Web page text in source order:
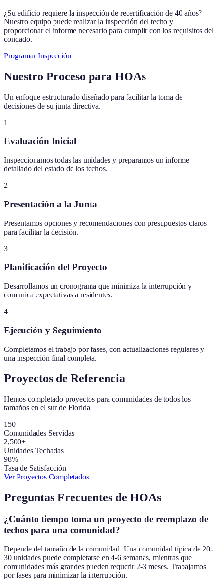
¿Su edificio requiere la inspección de recertificación de 40 años?
Nuestro equipo puede realizar la inspección del techo y
proporcionar el informe necesario para cumplir con los requisitos del
condado.
Programar Inspección
Nuestro Proceso para HOAs
Un enfoque estructurado diseñado para facilitar la toma de
decisiones de su junta directiva.
1
Evaluación Inicial
Inspeccionamos todas las unidades y preparamos un informe
detallado del estado de los techos.
2
Presentación a la Junta
Presentamos opciones y recomendaciones con presupuestos claros
para facilitar la decisión.
3
Planificación del Proyecto
Desarrollamos un cronograma que minimiza la interrupción y
comunica expectativas a residentes.
4
Ejecución y Seguimiento
Completamos el trabajo por fases, con actualizaciones regulares y
una inspección final completa.
Proyectos de Referencia
Hemos completado proyectos para comunidades de todos los
tamaños en el sur de Florida.
150+
Comunidades Servidas
2,500+
Unidades Techadas
98%
Tasa de Satisfacción
Ver Proyectos Completados
Preguntas Frecuentes de HOAs
¿Cuánto tiempo toma un proyecto de reemplazo de
techos para una comunidad?
Depende del tamaño de la comunidad. Una comunidad típica de 20-
30 unidades puede completarse en 4-6 semanas, mientras que
comunidades más grandes pueden requerir 2-3 meses. Trabajamos
por fases para minimizar la interrupción.